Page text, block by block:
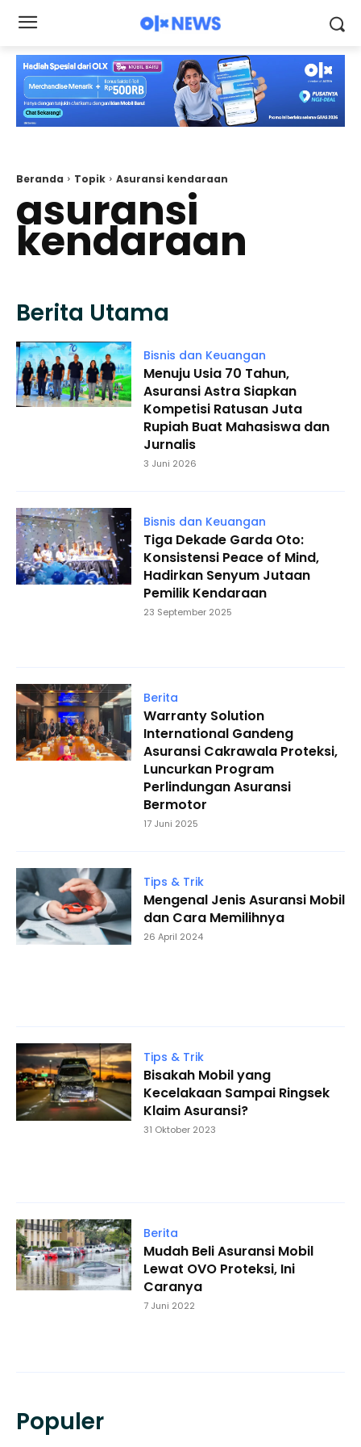
Beranda Topik Asuransi kendaraan
asuransi
kendaraan
Berita Utama
Bisnis dan Keuangan
Menuju Usia 70 Tahun,
Asuransi Astra Siapkan
Kompetisi Ratusan Juta
Rupiah Buat Mahasiswa dan
Jurnalis
3 Juni 2026
Bisnis dan Keuangan
Tiga Dekade Garda Oto:
Konsistensi Peace of Mind,
Hadirkan Senyum Jutaan
Pemilik Kendaraan
23 September 2025
Berita
Warranty Solution
International Gandeng
Asuransi Cakrawala Proteksi,
Luncurkan Program
Perlindungan Asuransi
Bermotor
17 Juni 2025
Tips & Trik
Mengenal Jenis Asuransi Mobil
dan Cara Memilihnya
26 April 2024
Tips & Trik
Bisakah Mobil yang
Kecelakaan Sampai Ringsek
Klaim Asuransi?
31 Oktober 2023
Berita
Mudah Beli Asuransi Mobil
Lewat OVO Proteksi, Ini
Caranya
7 Juni 2022
Populer